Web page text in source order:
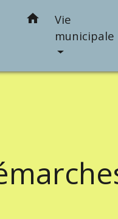
home
Vie
municipale